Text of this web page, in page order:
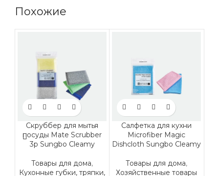
Похожие
Скруббер для мытья
посуды Mate Scrubber
3p Sungbo Cleamy
Товары для дома,
Кухонные губки, тряпки,
Салфетка для кухни
Microfiber Magic
Dishcloth Sungbo Cleamy
Товары для дома,
Хозяйственные товары